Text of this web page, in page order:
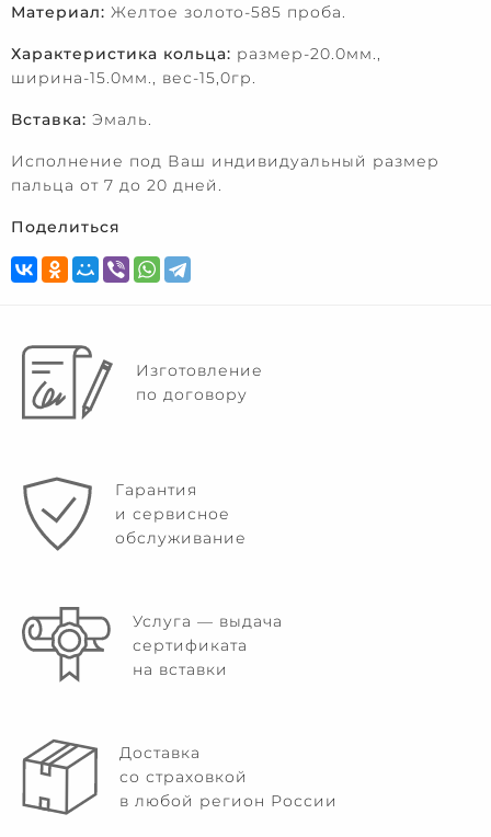
Материал: Желтое золото-585 проба.
Характеристика кольца: размер-20.0мм.,
ширина-15.0мм., вес-15,0гр.
Вставка: Эмаль.
Исполнение под Ваш индивидуальный размер
пальца от 7 до 20 дней.
Поделиться
Изготовление
по договору
Гарантия
и сервисное
обслуживание
Услуга — выдача
сертификата
на вставки
Доставка
со страховкой
в любой регион России